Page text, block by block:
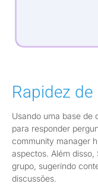
Rapidez
Usando uma base de
para responder
community manager
aspectos. Além
grupo, sugerindo
discussões.